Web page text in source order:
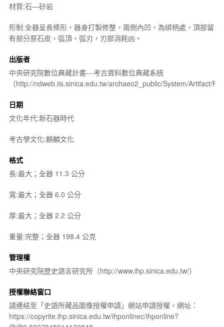
材質:石—砂岩
形制:全器呈長條形，器身打製修整，兩側內凹，為綁柄處，頂部留
有部分原石皮，弧頂，弧刃，刃部消耗凶。
出版者
中央研究院數位典藏計畫---考古資料數位典藏系統
（http://ndweb.iis.sinica.edu.tw/archaeo2_public/System/Artifact/
日期
文化年代:新石器時代
考古學文化:麒麟文化
格式
長:最大；全器 11.3 公分
寬:最大；全器 6.0 公分
厚:最大；全器 2.2 公分
重量:完整；全器 198.4 公克
管理權
中央研究院歷史語言研究所（http://www.ihp.sinica.edu.tw/）
授權聯絡窗口
請連結至「史語所藏品圖像授權申請」網站申請授權，網址：
https://copyrite.ihp.sinica.edu.tw/ihponlinec/ihponline?